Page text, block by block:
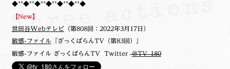
◆**◆**◆**◆**◆**◆**◆
【New】
世田谷Webテレビ（第808回：2022年3月17日）
敏感-ファイル『ざっくばらんTV（第83回）』
敏感-ファイル ざっくばらんTV Twitter @TV_180